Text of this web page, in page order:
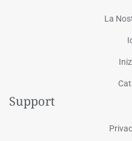
La
Support